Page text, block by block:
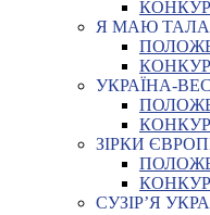
Я МАЮ
УКРАЇНА-
ЗІРКИ
СУЗІР’Я